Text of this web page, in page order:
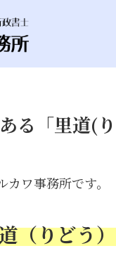
る「里道(
ワ事務所です。
（りどう